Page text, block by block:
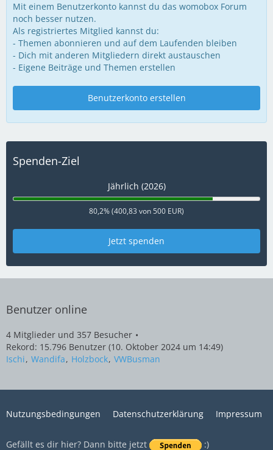
Mit einem Benutzerkonto kannst du das womobox Forum
noch besser nutzen.
Als registriertes Mitglied kannst du:
- Themen abonnieren und auf dem Laufenden bleiben
- Dich mit anderen Mitgliedern direkt austauschen
- Eigene Beiträge und Themen erstellen
Benutzerkonto erstellen
Spenden-Ziel
Jährlich (2026)
80,2% (400,83 von 500 EUR)
Jetzt spenden
Benutzer online
4 Mitglieder und 357 Besucher
Rekord: 15.796 Benutzer (10. Oktober 2024 um 14:49)
Ischi Wandifa Holzbock VWBusman
Nutzungsbedingungen Datenschutzerklärung Impressum
Gefällt es dir hier? Dann bitte jetzt :)